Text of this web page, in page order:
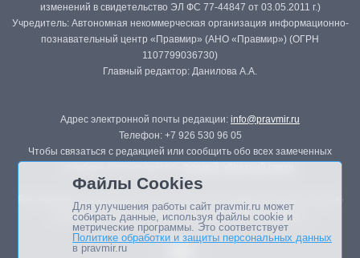
изменений в свидетельство ЭЛ ФС 77-44847 от 03.05.2011 г.)
Учредитель: Автономная некоммерческая организация информационно-
познавательный центр «Правмир» (АНО «Правмир») (ОГРН
1107799036730)
Главный редактор: Данилова А.А.
Адрес электронной почты редакции: info@pravmir.ru
Телефон: +7 926 530 96 05
Чтобы связаться с редакцией или сообщить обо всех замеченных
Републикация материалов сайта в печатных изданиях (книгах, прессе)
возможна только с письменного разрешения редакции.
Файлы Cookies
Для улучшения работы сайт pravmir.ru может
собирать данные, используя файлы cookie и
метрические программы. Это соответствует
Политике обработки и защиты персональных данных
в pravmir.ru